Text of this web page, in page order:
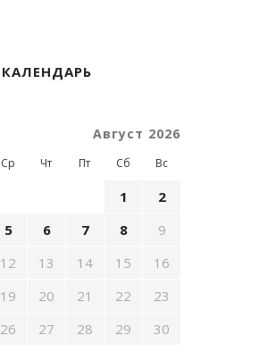
КАЛЕНДАРЬ
Август 2026
Ср Чт Пт Сб Вс
1
2
5 6 7 8
9
12 13 14 15
16
19 20 21 22
23
26 27 28 29
30